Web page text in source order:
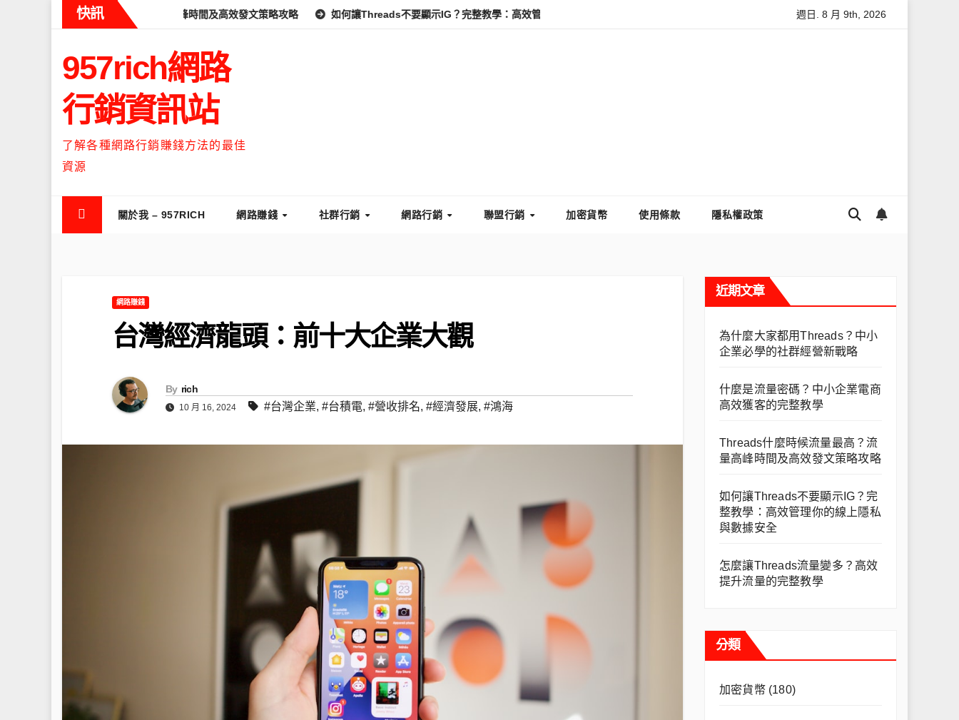
快訊
麼時候流量最高？流量高峰時間及高效發文策略攻略 如何讓Threads不要顯示IG？完整教學：高效管理你的線上隱私與數據安全 怎麼讓Threads流量變多？高效提升流量的完整教學
週日. 8 月 9th, 2026
957rich網路
行銷資訊站
了解各種網路行銷賺錢方法的最佳
資源
關於我 – 957RICH 網路賺錢 社群行銷 網路行銷 聯盟行銷 加密貨幣 使用條款 隱私權政策
網路賺錢
台灣經濟龍頭：前十大企業大觀
By rich
10 月 16, 2024 #台灣企業, #台積電, #營收排名, #經濟發展, #鴻海
近期文章
為什麼大家都用Threads？中小
企業必學的社群經營新戰略
什麼是流量密碼？中小企業電商
高效獲客的完整教學
Threads什麼時候流量最高？流
量高峰時間及高效發文策略攻略
如何讓Threads不要顯示IG？完
整教學：高效管理你的線上隱私
與數據安全
怎麼讓Threads流量變多？高效
提升流量的完整教學
分類
加密貨幣(180)